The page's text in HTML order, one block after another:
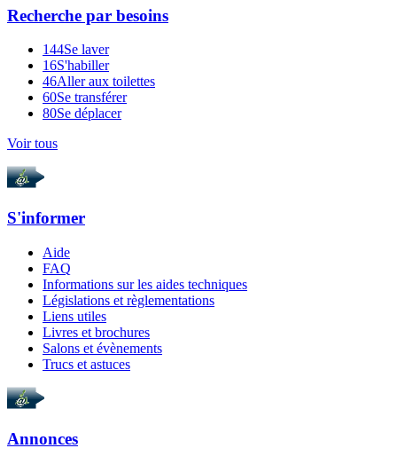
Recherche par besoins
144Se laver
16S'habiller
46Aller aux toilettes
60Se transférer
80Se déplacer
Voir tous
S'informer
Aide
FAQ
Informations sur les aides techniques
Législations et règlementations
Liens utiles
Livres et brochures
Salons et évènements
Trucs et astuces
Annonces